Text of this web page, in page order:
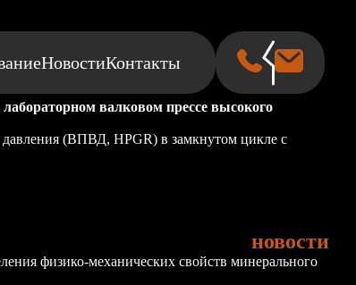
НовостиКонтакты
валковом прессе высокого
(ВПВД, HPGR) в замкнутом цикле с
новости
физико-механических свойств минерального